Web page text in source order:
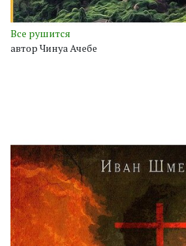
Все рушится
автор Чинуа Ачебе